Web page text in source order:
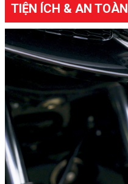
TIỆN ÍCH & AN TOÀN